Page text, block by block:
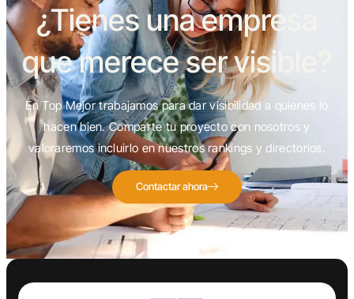
¿Tienes una empresa
que merece ser visible?
En Top Mejor trabajamos para dar visibilidad a quienes lo
hacen bien. Comparte tu proyecto con nosotros y
valoraremos incluirlo en nuestros rankings y directorios.
Contactar ahora